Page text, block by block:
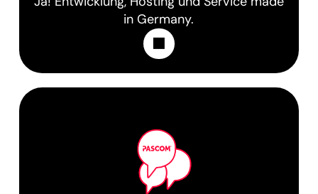
in Germany.
Learn More